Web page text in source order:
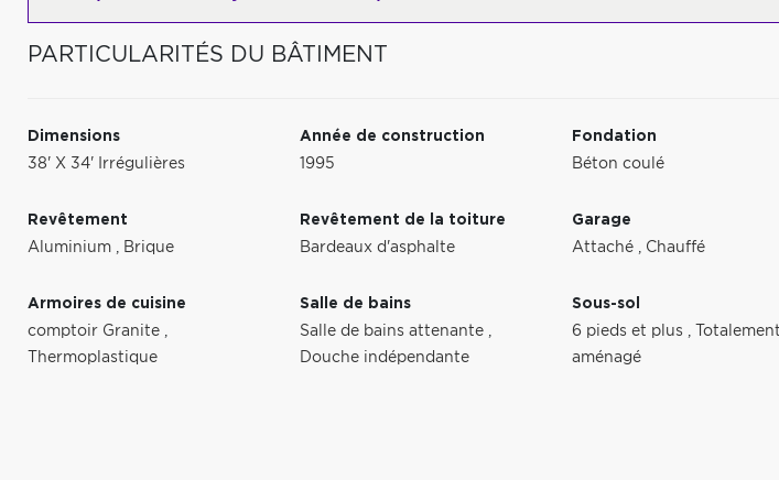
PARTICULARITÉS DU BÂTIMENT
Dimensions
38' X 34' Irrégulières
Année de construction
1995
Fondation
Béton coulé
Revêtement
Aluminium , Brique
Revêtement de la toiture
Bardeaux d'asphalte
Garage
Attaché , Chauffé
Armoires de cuisine
comptoir Granite ,
Thermoplastique
Salle de bains
Salle de bains attenante ,
Douche indépendante
Sous-sol
6 pieds et plus ,
Totalement
aménagé